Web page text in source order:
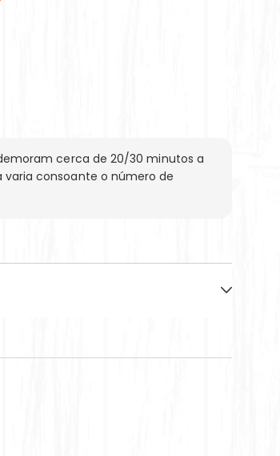
cerca de 20/30 minutos a
consoante o número de